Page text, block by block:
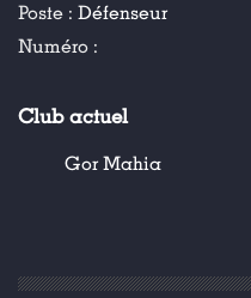
Poste : Défenseur
Numéro :
Club actuel
Gor Mahia